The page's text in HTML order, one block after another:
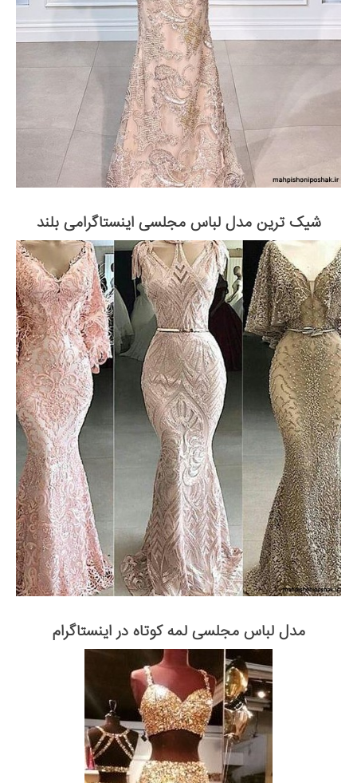
شیک ترین مدل لباس مجلسی اینستاگرامی بلند
مدل لباس مجلسی لمه کوتاه در اینستاگرام